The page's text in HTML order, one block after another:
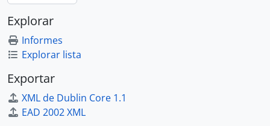
Explorar
Informes
Explorar lista
Exportar
XML de Dublin Core 1.1
EAD 2002 XML